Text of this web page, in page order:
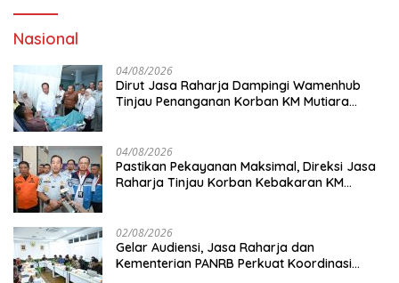
Nasional
04/08/2026
Dirut Jasa Raharja Dampingi Wamenhub
Tinjau Penanganan Korban KM Mutiara
04/08/2026
Pastikan Pekayanan Maksimal, Direksi Jasa
Raharja Tinjau Korban Kebakaran KM
02/08/2026
Gelar Audiensi, Jasa Raharja dan
Kementerian PANRB Perkuat Koordinasi